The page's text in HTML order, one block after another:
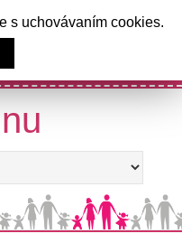
Národnej rady
s uchovávaním cookies.